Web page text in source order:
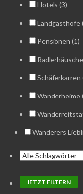
Hotels (3)
Landgasthöfe
Pensionen (1)
Schäferkarren
Wanderheime
Wanderers